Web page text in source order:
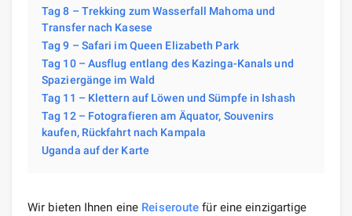
Tag 8 – Trekking zum Wasserfall Mahoma und
Transfer nach Kasese
Tag 9 – Safari im Queen Elizabeth Park
Tag 10 – Ausflug entlang des Kazinga-Kanals und
Spaziergänge im Wald
Tag 11 – Klettern auf Löwen und Sümpfe in Ishash
Tag 12 – Fotografieren am Äquator, Souvenirs
kaufen, Rückfahrt nach Kampala
Uganda auf der Karte
Wir bieten Ihnen eine Reiseroute für eine einzigartige